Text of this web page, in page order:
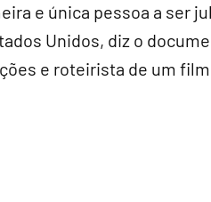
e única pessoa a ser
Unidos, diz o
e roteirista de um